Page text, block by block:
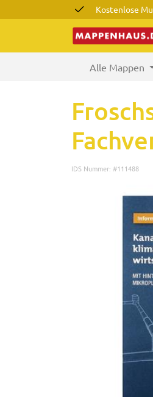
Kostenlose
Alle Mappen
IDS Nummer: #111488